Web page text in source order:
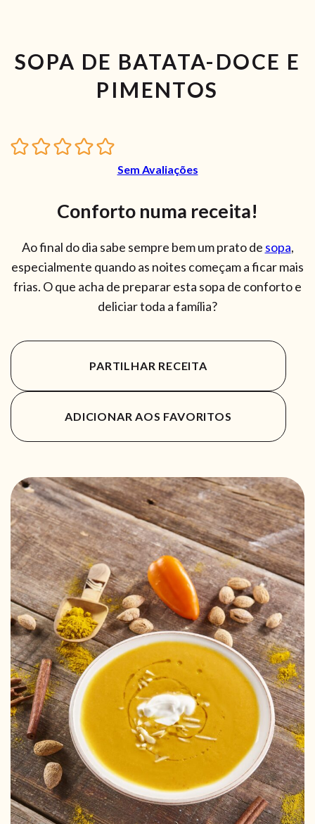
SOPA DE BATATA-DOCE E
PIMENTOS
Sem Avaliações
Conforto numa receita!
Ao final do dia sabe sempre bem um prato de sopa,
especialmente quando as noites começam a ficar mais
frias. O que acha de preparar esta sopa de conforto e
deliciar toda a família?
PARTILHAR RECEITA
ADICIONAR AOS FAVORITOS